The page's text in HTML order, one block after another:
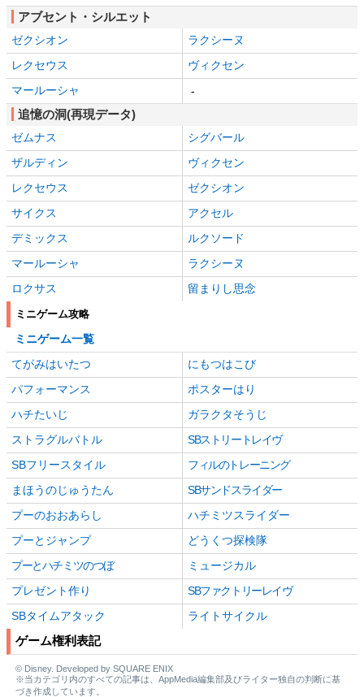
アブセント・シルエット
ゼクシオン
ラクシーヌ
レクセウス
ヴィクセン
マールーシャ
-
追憶の洞(再現データ)
ゼムナス
シグバール
ザルディン
ヴィクセン
レクセウス
ゼクシオン
サイクス
アクセル
デミックス
ルクソード
マールーシャ
ラクシーヌ
ロクサス
留まりし思念
ミニゲーム攻略
ミニゲーム一覧
てがみはいたつ
にもつはこび
パフォーマンス
ポスターはり
ハチたいじ
ガラクタそうじ
ストラグルバトル
SBストリートレイヴ
SBフリースタイル
フィルのトレーニング
まほうのじゅうたん
SBサンドスライダー
プーのおおあらし
ハチミツスライダー
プーとジャンプ
どうくつ探検隊
プーとハチミツのつぼ
ミュージカル
プレゼント作り
SBファクトリーレイヴ
SBタイムアタック
ライトサイクル
ゲーム権利表記
© Disney. Developed by SQUARE ENIX
※当カテゴリ内のすべての記事は、AppMedia編集部及びライター独自の判断に基
づき作成しています。